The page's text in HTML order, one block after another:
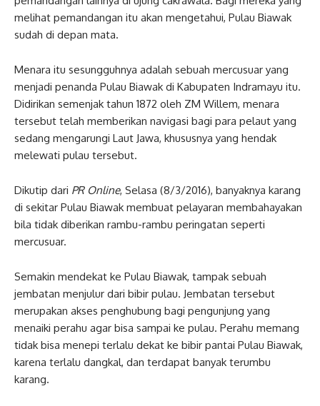
melihat pemandangan itu akan mengetahui, Pulau Biawak
sudah di depan mata.
Menara itu sesungguhnya adalah sebuah mercusuar yang
menjadi penanda Pulau Biawak di Kabupaten Indramayu itu.
Didirikan semenjak tahun 1872 oleh ZM Willem, menara
tersebut telah memberikan navigasi bagi para pelaut yang
sedang mengarungi Laut Jawa, khususnya yang hendak
melewati pulau tersebut.
Dikutip dari PR Online, Selasa (8/3/2016), banyaknya karang
di sekitar Pulau Biawak membuat pelayaran membahayakan
bila tidak diberikan rambu-rambu peringatan seperti
mercusuar.
Semakin mendekat ke Pulau Biawak, tampak sebuah
jembatan menjulur dari bibir pulau. Jembatan tersebut
merupakan akses penghubung bagi pengunjung yang
menaiki perahu agar bisa sampai ke pulau. Perahu memang
tidak bisa menepi terlalu dekat ke bibir pantai Pulau Biawak,
karena terlalu dangkal, dan terdapat banyak terumbu
karang.